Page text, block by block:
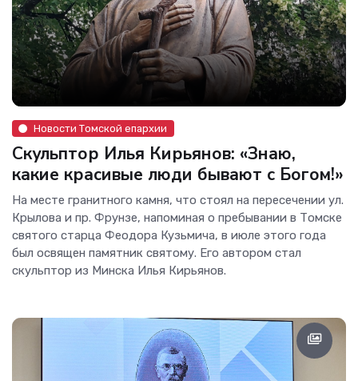
Новости Томской епархии
Скульптор Илья Кирьянов: «Знаю,
какие красивые люди бывают с Богом!»
На месте гранитного камня, что стоял на пересечении ул.
Крылова и пр. Фрунзе, напоминая о пребывании в Томске
святого старца Феодора Кузьмича, в июле этого года
был освящен памятник святому. Его автором стал
скульптор из Минска Илья Кирьянов.